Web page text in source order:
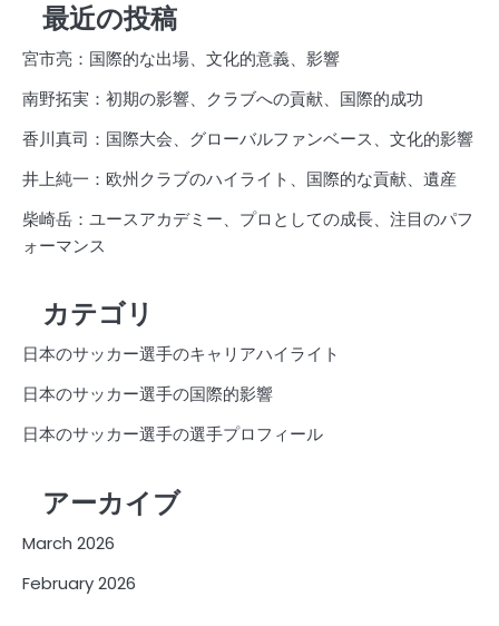
最近の投稿
宮市亮：国際的な出場、文化的意義、影響
南野拓実：初期の影響、クラブへの貢献、国際的成功
香川真司：国際大会、グローバルファンベース、文化的影響
井上純一：欧州クラブのハイライト、国際的な貢献、遺産
柴崎岳：ユースアカデミー、プロとしての成長、注目のパフ
ォーマンス
カテゴリ
日本のサッカー選手のキャリアハイライト
日本のサッカー選手の国際的影響
日本のサッカー選手の選手プロフィール
アーカイブ
March 2026
February 2026